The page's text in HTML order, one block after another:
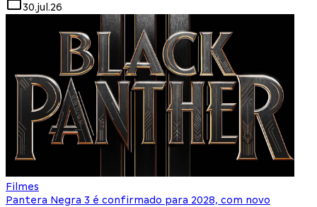
30.jul.26
Filmes
Pantera Negra 3 é confirmado para 2028, com novo